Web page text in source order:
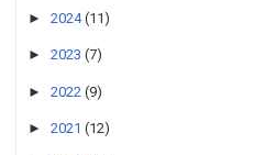
► 2024 (11)
► 2023 (7)
► 2022 (9)
► 2021 (12)